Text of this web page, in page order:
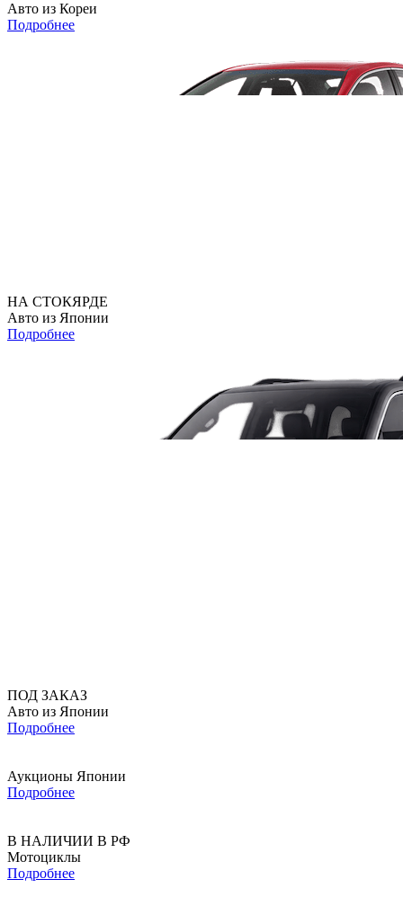
Авто из Кореи
Подробнее
НА СТОКЯРДЕ
Авто из Японии
Подробнее
ПОД ЗАКАЗ
Авто из Японии
Подробнее
Аукционы Японии
Подробнее
В НАЛИЧИИ В РФ
Мотоциклы
Подробнее